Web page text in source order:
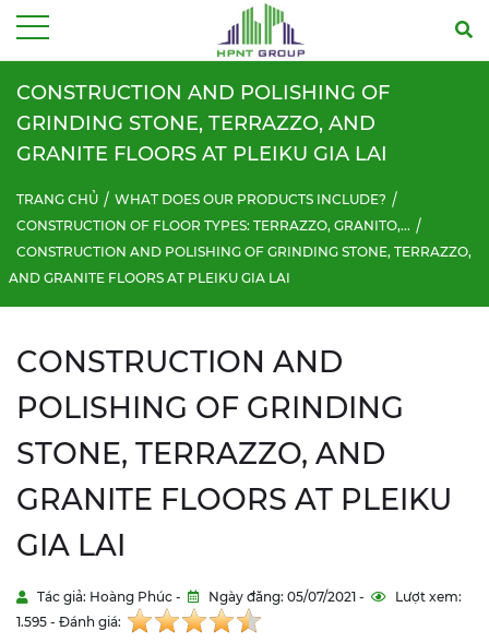
CONSTRUCTION AND POLISHING OF
GRINDING STONE, TERRAZZO, AND
GRANITE FLOORS AT PLEIKU GIA LAI
TRANG CHỦ
WHAT DOES OUR PRODUCTS INCLUDE?
CONSTRUCTION OF FLOOR TYPES: TERRAZZO, GRANITO,...
CONSTRUCTION AND POLISHING OF GRINDING STONE, TERRAZZO,
AND GRANITE FLOORS AT PLEIKU GIA LAI
CONSTRUCTION AND
POLISHING OF GRINDING
STONE, TERRAZZO, AND
GRANITE FLOORS AT PLEIKU
GIA LAI
Tác giả: Hoàng Phúc - Ngày đăng: 05/07/2021 -
Lượt xem:
1.595 - Đánh giá: